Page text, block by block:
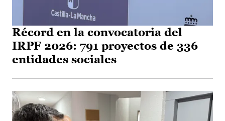
Récord en la convocatoria del
IRPF 2026: 791 proyectos de 336
entidades sociales